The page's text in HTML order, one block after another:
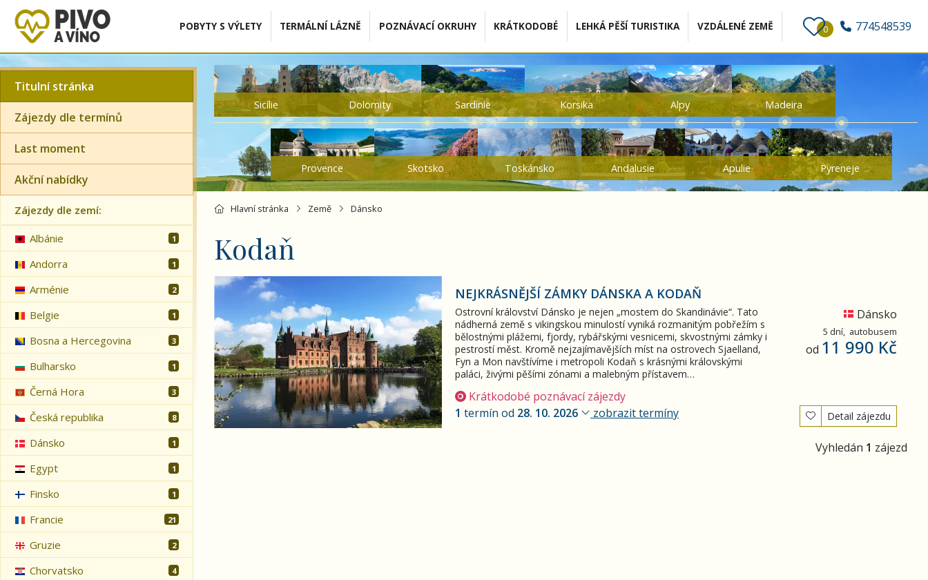
POBYTY S VÝLETY TERMÁLNÍ LÁZNĚ POZNÁVACÍ OKRUHY KRÁTKODOBÉ LEHKÁ PĚŠÍ TURISTIKA VZDÁLENÉ ZEMĚ 0 774548539
Titulní stránka
Zájezdy dle termínů
Last moment
Akční nabídky
Zájezdy dle zemí:
Albánie 1
Andorra 1
Arménie 2
Belgie 1
Bosna a Hercegovina 3
Bulharsko 1
Černá Hora 3
Česká republika 8
Dánsko 1
Egypt 1
Finsko 1
Francie 21
Gruzie 2
Chorvatsko 4
Sicílie Dolomity Sardinie Korsika Alpy Madeira
Provence Skotsko Toskánsko Andalusie Apulie Pyreneje
Hlavní stránka Země Dánsko
Kodaň
Nejkrásnější zámky Dánska a Kodaň
NEJKRÁSNĚJŠÍ ZÁMKY DÁNSKA A KODAŇ
Ostrovní království Dánsko je nejen „mostem do Skandinávie“. Tato
nádherná země s vikingskou minulostí vyniká rozmanitým pobřežím s
bělostnými plážemi, fjordy, rybářskými vesnicemi, skvostnými zámky i
pestrostí měst. Kromě nejzajímavějších míst na ostrovech Sjaelland,
Fyn a Mon navštívíme i metropoli Kodaň s krásnými královskými
paláci, živými pěšími zónami a malebným přístavem…
Dánsko
5 dní, autobusem
od 11 990 Kč
Krátkodobé poznávací zájezdy
1 termín od 28. 10. 2026 zobrazit termíny Detail zájezdu
Vyhledán 1 zájezd